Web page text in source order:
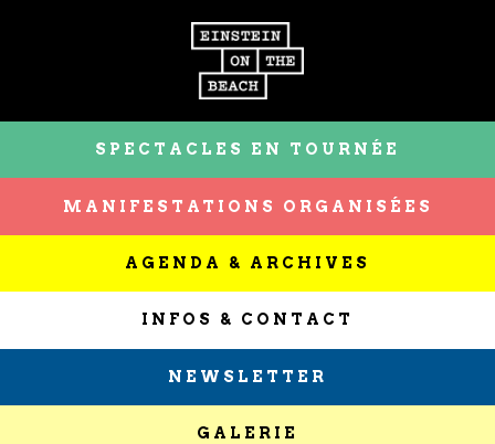
SPECTACLES EN TOURNÉE
MANIFESTATIONS ORGANISÉES
AGENDA & ARCHIVES
INFOS & CONTACT
NEWSLETTER
GALERIE